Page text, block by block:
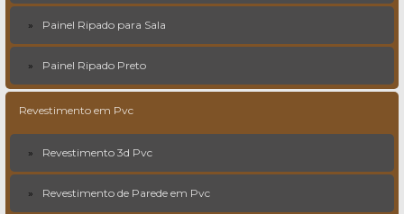
Painel Ripado para Sala
Painel Ripado Preto
Revestimento em Pvc
Revestimento 3d Pvc
Revestimento de Parede em Pvc